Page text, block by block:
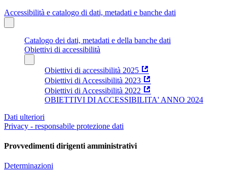
Accessibilità e catalogo di dati, metadati e banche dati
Catalogo dei dati, metadati e della banche dati
Obiettivi di accessibilità
Obiettivi di accessibilità 2025
Obiettivi di Accessibilità 2023
Obiettivi di Accessibilità 2022
OBIETTIVI DI ACCESSIBILITA' ANNO 2024
Dati ulteriori
Privacy - responsabile protezione dati
Provvedimenti dirigenti amministrativi
Determinazioni